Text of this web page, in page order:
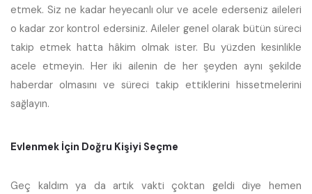
etmek. Siz ne kadar heyecanlı olur ve acele ederseniz aileleri
o kadar zor kontrol edersiniz. Aileler genel olarak bütün süreci
takip etmek hatta hâkim olmak ister. Bu yüzden kesinlikle
acele etmeyin. Her iki ailenin de her şeyden aynı şekilde
haberdar olmasını ve süreci takip ettiklerini hissetmelerini
sağlayın.
Evlenmek İçin Doğru Kişiyi Seçme
Geç kaldım ya da artık vakti çoktan geldi diye hemen